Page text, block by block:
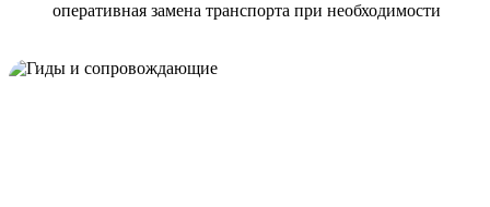
оперативная замена транспорта при необходимости